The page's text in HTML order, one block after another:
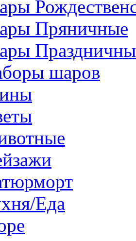
Пряничные
шаров
Еда